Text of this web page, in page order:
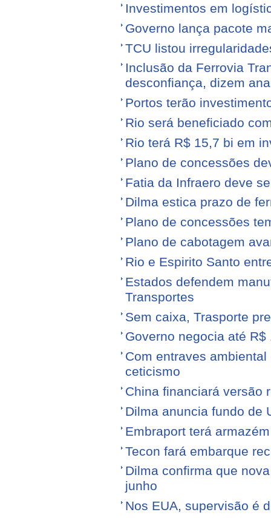
Investimentos em
Governo lança pacote
TCU listou
Inclusão da Ferrovia
desconfiança, dizem
Portos terão
Rio será beneficiado
Rio terá R$ 15,7 bi em
Plano de concessões
Fatia da Infraero deve
Dilma estica prazo de
Plano de concessões
Plano de cabotagem
Rio e Espirito Santo
Estados defendem
Transportes
Sem caixa, Trasporte
Governo negocia até
Com entraves
ceticismo
China financiará versão
Dilma anuncia fundo de
Embraport terá
Tecon fará embarque
Dilma confirma que
junho
Nos EUA, supervisão é